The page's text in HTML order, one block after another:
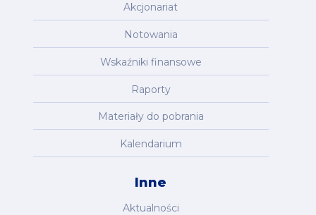
Akcjonariat
Notowania
Wskaźniki finansowe
Raporty
Materiały do pobrania
Kalendarium
Inne
Aktualności